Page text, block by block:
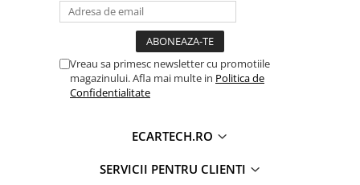
Aparate de lipit si capsat
Prelungitoare
Aeroterme
Procesor Octa-core 8 x 1.6Ghz 28nMPerformanțe
superioare în procesarea datelor, cu un răspuns rapid la
comenzi. Sistemul de răcire asigură o disipare rapidă și
stabilă a căldurii.
Vreau sa primesc newsletter cu promotiile
magazinului. Afla mai multe in Politica de
Confidentialitate
ECARTECH.RO
SERVICII PENTRU CLIENTI